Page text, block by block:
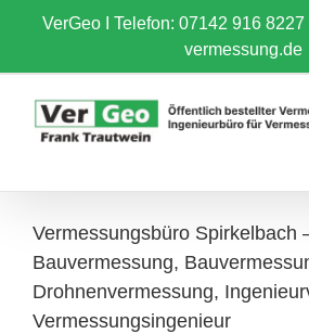
content
VerGeo I Telefon: 07142 916 8227
vermessung.de
Vermessungsbüro Spirkelbach
Bauvermessung,
Drohnenvermessung,
Vermessungsingenieur